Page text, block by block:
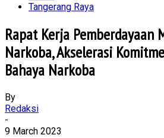
Tangerang Raya
Rapat Kerja Pemberdayaan
Narkoba, Akselerasi
Bahaya Narkoba
By
Redaksi
-
9 March 2023